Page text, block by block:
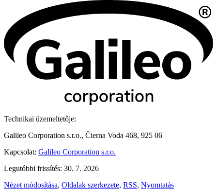
Technikai üzemeltetője:
Galileo Corporation s.r.o., Čierna Voda 468, 925 06
Kapcsolat: Galileo Corporation s.r.o.
Legutóbbi frissítés: 30. 7. 2026
Nézet módosítása, Oldalak szerkezete, RSS, Nyomtatás